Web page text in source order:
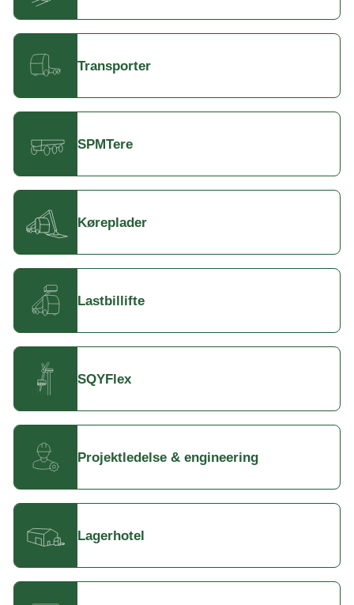
Transporter
SPMTere
Køreplader
Lastbillifte
SQYFlex
Projektledelse & engineering
Lagerhotel